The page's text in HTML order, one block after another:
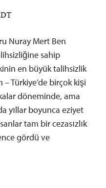
Nuray Mert Ben
sahip
en büyük talihsizlik
Türkiye’de birçok kişi
döneminde, ama
yıllar boyunca eziyet
tam bir cezasızlık
gördü ve